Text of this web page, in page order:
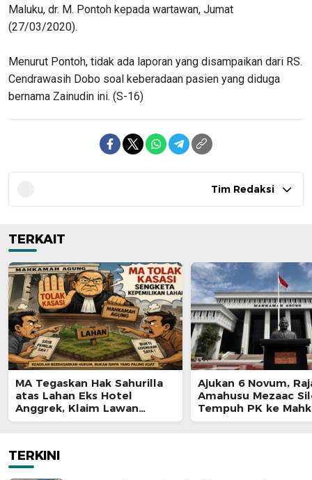
Maluku, dr. M. Pontoh kepada wartawan, Jumat
(27/03/2020).
Menurut Pontoh, tidak ada laporan yang disampaikan dari RS.
Cendrawasih Dobo soal keberadaan pasien yang diduga
bernama Zainudin ini. (S-16)
Tim Redaksi
TERKAIT
MA Tegaskan Hak Sahurilla
atas Lahan Eks Hotel
Anggrek, Klaim Lawan
Terpatahkan hingga Kasasi
Ajukan 6 Novum,
Amahusu Mezaac
Tempuh PK ke
Agung
TERKINI